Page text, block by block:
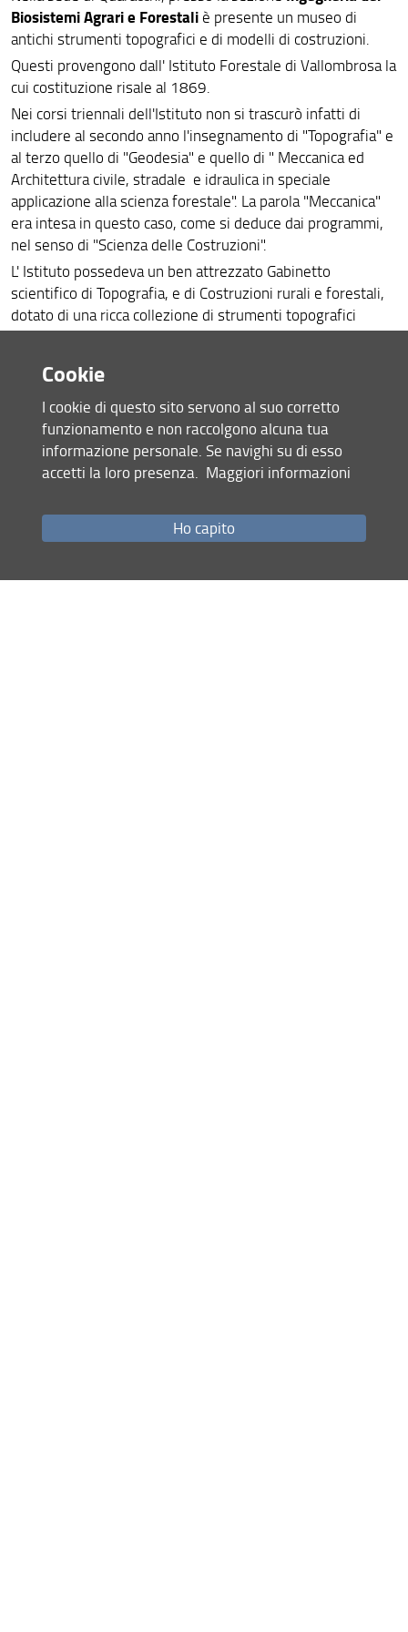
Biosistemi Agrari e Forestali è presente un museo di
antichi strumenti topografici e di modelli di costruzioni.
Questi provengono dall' Istituto Forestale di Vallombrosa la
cui costituzione risale al 1869.
Nei corsi triennali dell'Istituto non si trascurò infatti di
includere al secondo anno l'insegnamento di "Topografia" e
al terzo quello di "Geodesia" e quello di " Meccanica ed
Architettura civile, stradale e idraulica in speciale
applicazione alla scienza forestale". La parola "Meccanica"
era intesa in questo caso, come si deduce dai programmi,
nel senso di "Scienza delle Costruzioni".
L' Istituto possedeva un ben attrezzato Gabinetto
scientifico di Topografia, e di Costruzioni rurali e forestali,
dotato di una ricca collezione di strumenti topografici
anche dei più complessi e moderni, fra cui vari teodoliti e
di Costruzioni.
Tali collezioni sono le stesse che i vari docenti che si sono
succeduti nei Corsi di Topografia e di Costruzioni hanno
conservato fino ad oggi.
Cookie
I cookie di questo sito servono al suo corretto
funzionamento e non raccolgono alcuna tua
informazione personale. Se navighi su di esso
accetti la loro presenza. Maggiori informazioni
Ho capito